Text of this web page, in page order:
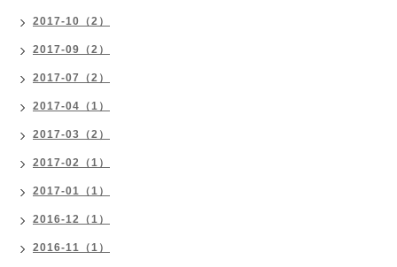
2017-10（2）
2017-09（2）
2017-07（2）
2017-04（1）
2017-03（2）
2017-02（1）
2017-01（1）
2016-12（1）
2016-11（1）